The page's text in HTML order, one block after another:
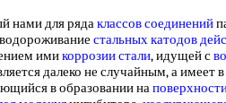
для рядаклассов соединений
стальных катодов
имикоррозии стали, идущей с
далеко не случайным, а имеет
в образовании на